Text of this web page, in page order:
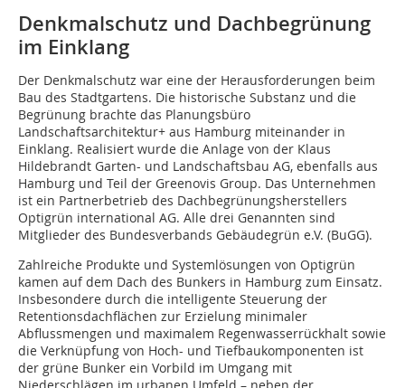
Denkmalschutz und Dachbegrünung
im Einklang
Der Denkmalschutz war eine der Herausforderungen beim
Bau des Stadtgartens. Die historische Substanz und die
Begrünung brachte das Planungsbüro
Landschaftsarchitektur+ aus Hamburg miteinander in
Einklang. Realisiert wurde die Anlage von der Klaus
Hildebrandt Garten- und Landschaftsbau AG, ebenfalls aus
Hamburg und Teil der Greenovis Group. Das Unternehmen
ist ein Partnerbetrieb des Dachbegrünungsherstellers
Optigrün international AG. Alle drei Genannten sind
Mitglieder des Bundesverbands Gebäudegrün e.V. (BuGG).
Zahlreiche Produkte und Systemlösungen von Optigrün
kamen auf dem Dach des Bunkers in Hamburg zum Einsatz.
Insbesondere durch die intelligente Steuerung der
Retentionsdachflächen zur Erzielung minimaler
Abflussmengen und maximalem Regenwasserrückhalt sowie
die Verknüpfung von Hoch- und Tiefbaukomponenten ist
der grüne Bunker ein Vorbild im Umgang mit